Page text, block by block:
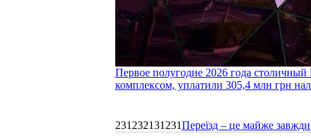
Первое полугодие 2026 года
комплексом, уплатили 305,4 млн грн
231232131231Переїзд – це майже